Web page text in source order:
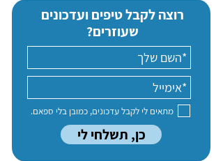
רוצה לקבל טיפים ועדכונים
שעוזרים?
מתאים לי לקבל עדכונים, כמובן בלי ספאם.
כן, תשלחי לי